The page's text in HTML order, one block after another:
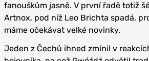
fanouškům jasně. V první řadě totiž
Artnox, pod níž Leo Brichta spadá,
máme očekávat velké novinky.
Jeden z Čechů ihned zmínil v